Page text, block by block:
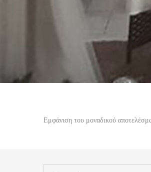
Εμφάνιση του μοναδικού